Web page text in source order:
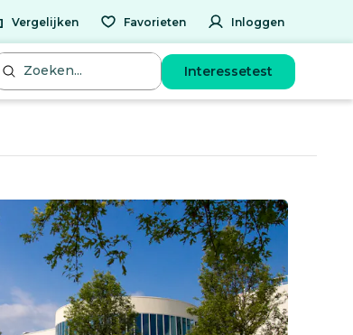
Vergelijken Favorieten Inloggen
Interessetest